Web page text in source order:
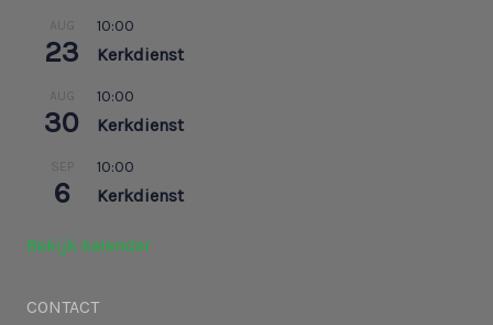
AUG
23
10:00
Kerkdienst
AUG
30
10:00
Kerkdienst
6
10:00
Kerkdienst
Bekijk kalender
CONTACT